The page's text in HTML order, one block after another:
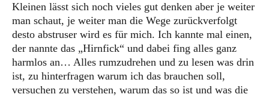
Kleinen lässt sich noch vieles gut denken aber je weiter
man schaut, je weiter man die Wege zurückverfolgt
desto abstruser wird es für mich. Ich kannte mal einen,
der nannte das „Hirnfick“ und dabei fing alles ganz
harmlos an… Alles rumzudrehen und zu lesen was drin
ist, zu hinterfragen warum ich das brauchen soll,
versuchen zu verstehen, warum das so ist und was die